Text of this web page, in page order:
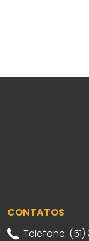
CONTATOS
Telefone: (51)